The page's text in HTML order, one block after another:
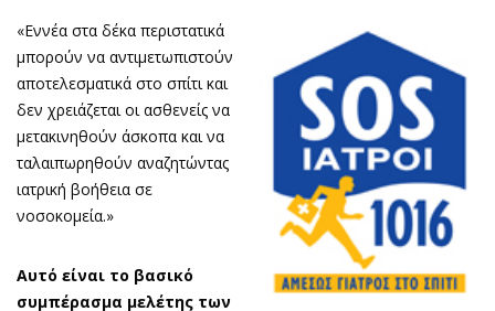
«Εννέα στα δέκα περιστατικά
μπορούν να αντιμετωπιστούν
αποτελεσματικά στο σπίτι και
δεν χρειάζεται οι ασθενείς να
μετακινηθούν άσκοπα και να
ταλαιπωρηθούν αναζητώντας
ιατρική βοήθεια σε
νοσοκομεία.»
Αυτό είναι το βασικό
συμπέρασμα μελέτης των